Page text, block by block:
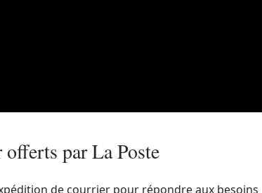
par La Poste
de courrier pour répondre aux besoins